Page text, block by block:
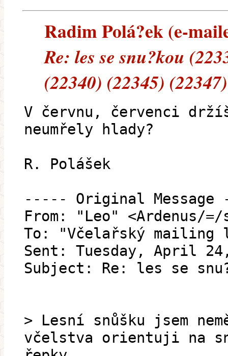
Radim Polá?ek (e-
Re: les se snu?kou
(22340) (22345)
V červnu, červenci
neumřely hlady?
R. Polášek
----- Original
From: "Leo" <Ardenus/=/
To: "Včelařský
Sent: Tuesday, April
Subject: Re: les se
> Lesní snůšku jsem
včelstva orientuji na